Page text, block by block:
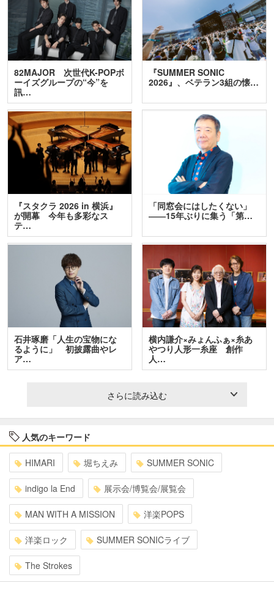
82MAJOR 次世代K-POPボ
ーイズグループの“今”を
訊…
『SUMMER SONIC
2026』、ベテラン3組の懐…
『スタクラ 2026 in 横浜』
が開幕 今年も多彩なス
テ…
「同窓会にはしたくない」
――15年ぶりに集う「第…
石井琢磨「人生の宝物にな
るように」 初披露曲やレ
ア…
横内謙介×みょんふぁ×糸あ
やつり人形一糸座 創作
人…
さらに読み込む
人気のキーワード
HIMARI 堀ちえみ SUMMER SONIC
indigo la End 展示会/博覧会/展覧会
MAN WITH A MISSION 洋楽POPS
洋楽ロック SUMMER SONICライブ
The Strokes